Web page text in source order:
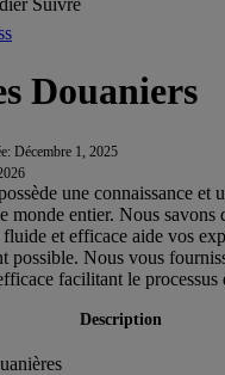
Suivre
Douaniers
Décembre 1, 2025
une connaissance et
monde entier. Nous savons
fluide et efficace aide vos
possible. Nous vous
facilitant le processus
Description